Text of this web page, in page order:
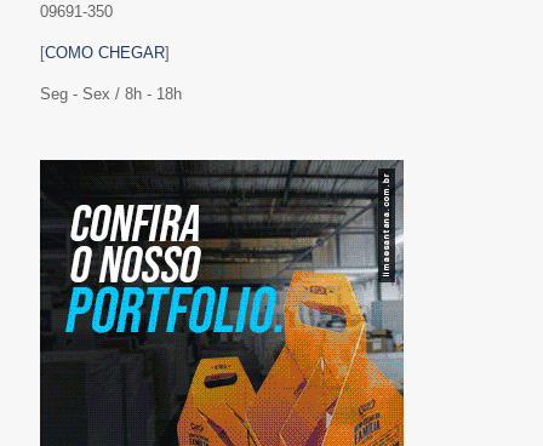
09691-350
[COMO CHEGAR]
Seg - Sex / 8h - 18h